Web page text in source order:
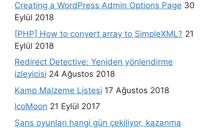
Creating a WordPress Admin Options Page 30
Eylül 2018
[PHP] How to convert array to SimpleXML? 21
Eylül 2018
Redirect Detective: Yeniden yönlendirme
izleyicisi 24 Ağustos 2018
Kamp Malzeme Listesi 17 Ağustos 2018
IcoMoon 21 Eylül 2017
Şans oyunları hangi gün çekiliyor, kazanma